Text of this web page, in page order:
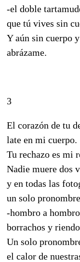
-el doble
que tú vives sin
Y aún sin cuerpo
abrázame.
3
El corazón de tu
late en mi cuerpo.
Tu rechazo es mi
Nadie muere dos
y en todas las
un solo
-hombro a
borrachos y
Un solo
el calor de